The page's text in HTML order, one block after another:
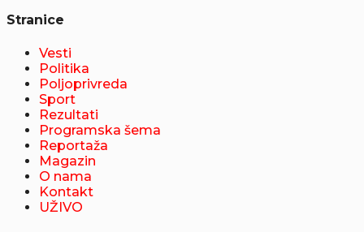
Stranice
Vesti
Politika
Poljoprivreda
Sport
Rezultati
Programska šema
Reportaža
Magazin
O nama
Kontakt
UŽIVO